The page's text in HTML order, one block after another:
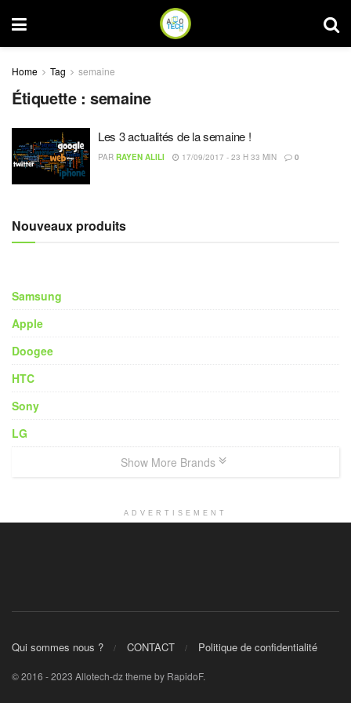
Home Tag semaine
Étiquette :semaine
Les 3 actualités de la semaine !
PAR RAYEN ALILI 17/09/2017 - 23 H 33 MIN 0
Nouveaux produits
Samsung
Apple
Doogee
HTC
Sony
LG
Show More Brands
ADVERTISEMENT
Qui sommes nous ? CONTACT Politique de confidentialité
© 2016 - 2023 Allotech-dz theme by RapidoF.